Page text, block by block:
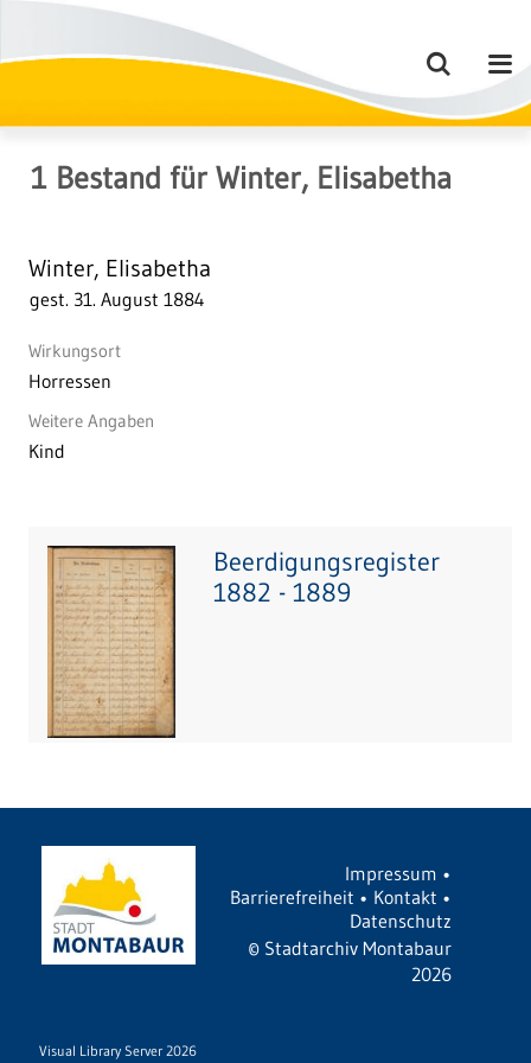
1 Bestand für Winter, Elisabetha
Winter, Elisabetha
gest. 31. August 1884
Wirkungsort
Horressen
Weitere Angaben
Kind
Beerdigungsregister
1882 - 1889
Impressum •
Barrierefreiheit • Kontakt •
Datenschutz
© Stadtarchiv Montabaur
2026
Visual Library Server 2026